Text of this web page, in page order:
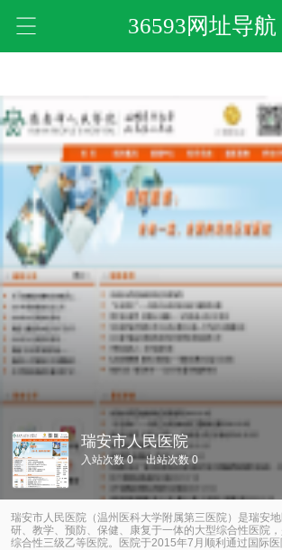
36593网址导航
瑞安市人民医院
入站次数 0 出站次数 0
瑞安市人民医院（温州医科大学附属第三医院）是瑞安
研、教学、预防、保健、康复于一体的大型综合性医院
综合性三级乙等医院。医院于2015年7月顺利通过国际